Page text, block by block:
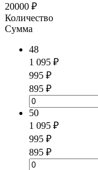
20000 ₽
Количество
Сумма
48
1 095 ₽
995 ₽
895 ₽
50
1 095 ₽
995 ₽
895 ₽